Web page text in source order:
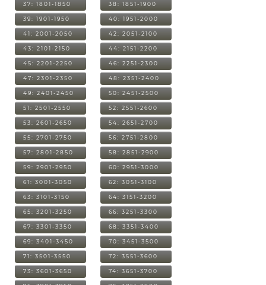
37: 1801-1850 38: 1851-1900
39: 1901-1950 40: 1951-2000
41: 2001-2050 42: 2051-2100
43: 2101-2150 44: 2151-2200
45: 2201-2250 46: 2251-2300
47: 2301-2350 48: 2351-2400
49: 2401-2450 50: 2451-2500
51: 2501-2550 52: 2551-2600
53: 2601-2650 54: 2651-2700
55: 2701-2750 56: 2751-2800
57: 2801-2850 58: 2851-2900
59: 2901-2950 60: 2951-3000
61: 3001-3050 62: 3051-3100
63: 3101-3150 64: 3151-3200
65: 3201-3250 66: 3251-3300
67: 3301-3350 68: 3351-3400
69: 3401-3450 70: 3451-3500
71: 3501-3550 72: 3551-3600
73: 3601-3650 74: 3651-3700